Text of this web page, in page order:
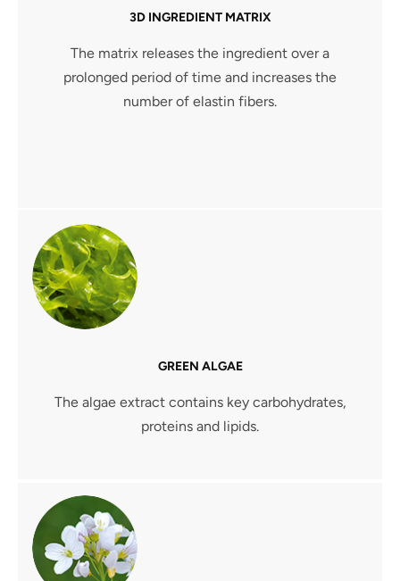
3D INGREDIENT MATRIX
The matrix releases the ingredient over a
prolonged period of time and increases the
number of elastin fibers.
GREEN ALGAE
The algae extract contains key carbohydrates,
proteins and lipids.